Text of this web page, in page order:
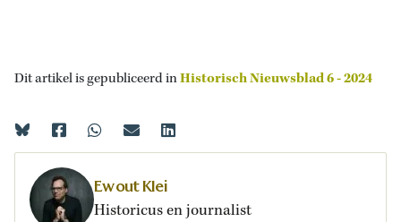
Dit artikel is gepubliceerd inHistorisch Nieuwsblad 6 - 2024
Ewout Klei
Historicus en journalist